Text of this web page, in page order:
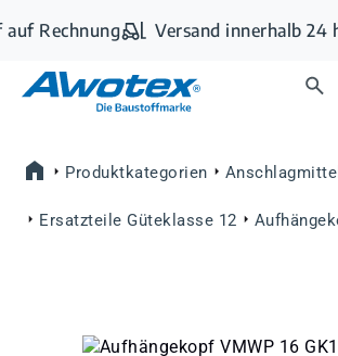
Zum Hauptinhalt springen
Rechnung Versand innerhalb 24 h
Produktkategorien Anschlagmittel
Ersatzteile Güteklasse 12
Bildergalerie überspringen